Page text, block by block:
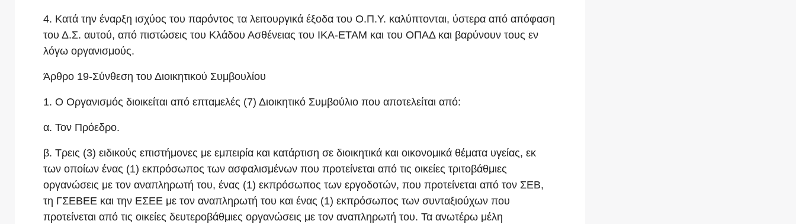
4. Κατά την έναρξη ισχύος του παρόντος τα λειτουργικά έξοδα του Ο.Π.Υ. καλύπτονται, ύστερα από απόφαση
του Δ.Σ. αυτού, από πιστώσεις του Κλάδου Ασθένειας του ΙΚΑ-ΕΤΑΜ και του ΟΠΑΔ και βαρύνουν τους εν
λόγω οργανισμούς.
Άρθρο 19-Σύνθεση του Διοικητικού Συμβουλίου
1. Ο Οργανισμός διοικείται από επταμελές (7) Διοικητικό Συμβούλιο που αποτελείται από:
α. Τον Πρόεδρο.
β. Τρεις (3) ειδικούς επιστήμονες με εμπειρία και κατάρτιση σε διοικητικά και οικονομικά θέματα υγείας, εκ
των οποίων ένας (1) εκπρόσωπος των ασφαλισμένων που προτείνεται από τις οικείες τριτοβάθμιες
οργανώσεις με τον αναπληρωτή του, ένας (1) εκπρόσωπος των εργοδοτών, που προτείνεται από τον ΣΕΒ,
τη ΓΣΕΒΕΕ και την ΕΣΕΕ με τον αναπληρωτή του και ένας (1) εκπρόσωπος των συνταξιούχων που
προτείνεται από τις οικείες δευτεροβάθμιες οργανώσεις με τον αναπληρωτή του. Τα ανωτέρω μέλη